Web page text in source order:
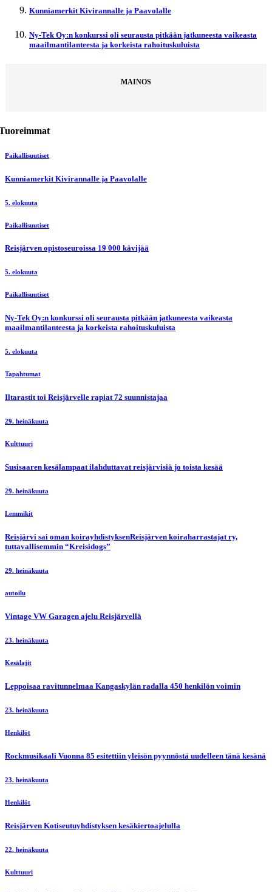
Kunniamerkit Kivirannalle ja Paavolalle
Ny-Tek Oy:n konkurssi oli seurausta pitkään jatkuneesta vaikeasta
maailmantilanteesta ja korkeista rahoituskuluista
MAINOS
Paikallisuutiset
Kunniamerkit Kivirannalle ja Paavolalle
5. elokuuta
Paikallisuutiset
Reisjärven opistoseuroissa 19 000 kävijää
5. elokuuta
Paikallisuutiset
Ny-Tek Oy:n konkurssi oli seurausta pitkään jatkuneesta vaikeasta
maailmantilanteesta ja korkeista rahoituskuluista
5. elokuuta
Tapahtumat
Iltarastit toi Reisjärvelle rapiat 72 suunnistajaa
29. heinäkuuta
Kulttuuri
Susisaaren kesälampaat ilahduttavat reisjärvisiä jo toista kesää
29. heinäkuuta
Lemmikit
Reisjärvi sai oman koirayhdistyksenReisjärven koiraharrastajat ry,
tuttavallisemmin “Kreisidogs”
29. heinäkuuta
autoilu
Vintage VW Garagen ajelu Reisjärvellä
23. heinäkuuta
Kesälajit
Leppoisaa ravitunnelmaa Kangaskylän radalla 450 henkilön voimin
23. heinäkuuta
Henkilöt
Rockmusikaali Vuonna 85 esitettiin yleisön pyynnöstä uudelleen tänä kesänä
23. heinäkuuta
Henkilöt
Reisjärven Kotiseutuyhdistyksen kesäkiertoajelulla
22. heinäkuuta
Kulttuuri